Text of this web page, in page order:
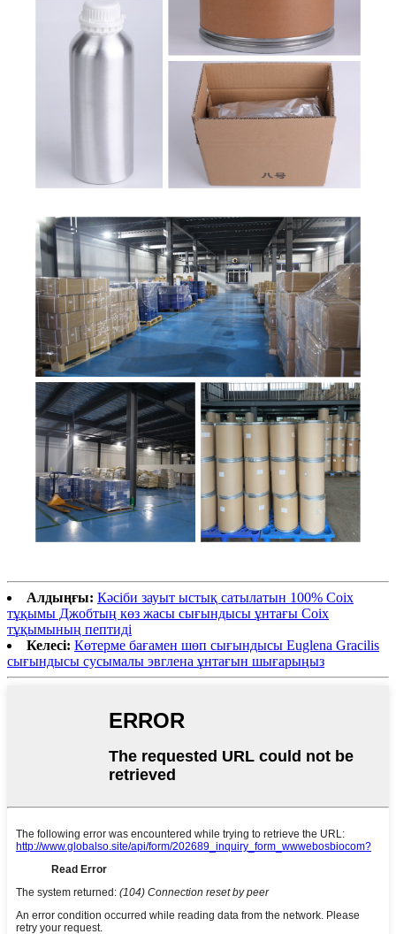
Алдыңғы: Кәсіби зауыт ыстық сатылатын 100% Coix
тұқымы Джобтың көз жасы сығындысы ұнтағы Coix
тұқымының пептиді
Келесі: Көтерме бағамен шөп сығындысы Euglena Gracilis
сығындысы сусымалы эвглена ұнтағын шығарыңыз